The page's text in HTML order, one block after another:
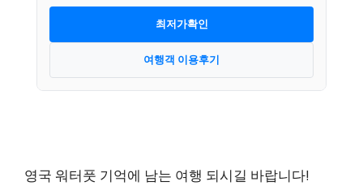
최저가확인
여행객 이용후기
영국 워터풋 기억에 남는 여행 되시길 바랍니다!